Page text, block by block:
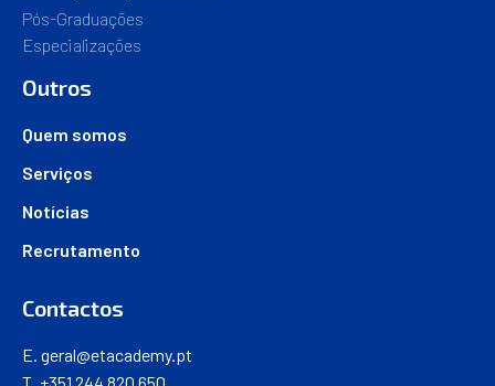
Pós-Graduações
Especializações
Outros
Quem somos
Serviços
Notícias
Recrutamento
Contactos
E. geral@etacademy.pt